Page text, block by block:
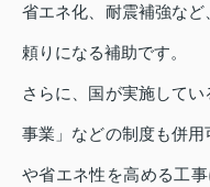
省エネ化、耐震補強な
頼りになる補助です。
さらに、国が実施して
事業」などの制度も併
や省エネ性を高める工